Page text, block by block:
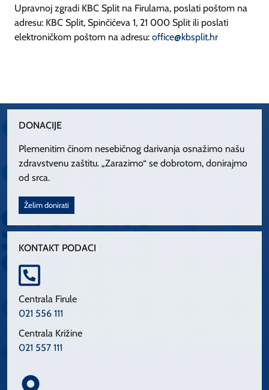
Upravnoj zgradi KBC Split na Firulama, poslati poštom na
adresu: KBC Split, Spinčićeva 1, 21 000 Split ili poslati
elektroničkom poštom na adresu: office@kbsplit.hr
DONACIJE
Plemenitim činom nesebičnog darivanja osnažimo našu
zdravstvenu zaštitu. „Zarazimo“ se dobrotom, donirajmo
od srca.
Želim donirati
KONTAKT PODACI
Centrala Firule
021 556 111
Centrala Križine
021 557 111